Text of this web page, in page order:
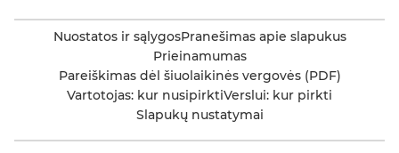
Nuostatos ir sąlygosPranešimas apie slapukus
Prieinamumas
Pareiškimas dėl šiuolaikinės vergovės (PDF)
Vartotojas: kur nusipirktiVerslui: kur pirkti
Slapukų nustatymai